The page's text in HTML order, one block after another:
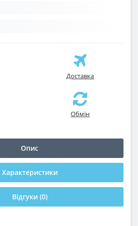
Доставка
Обмін
Опис
Характеристики
Відгуки (0)